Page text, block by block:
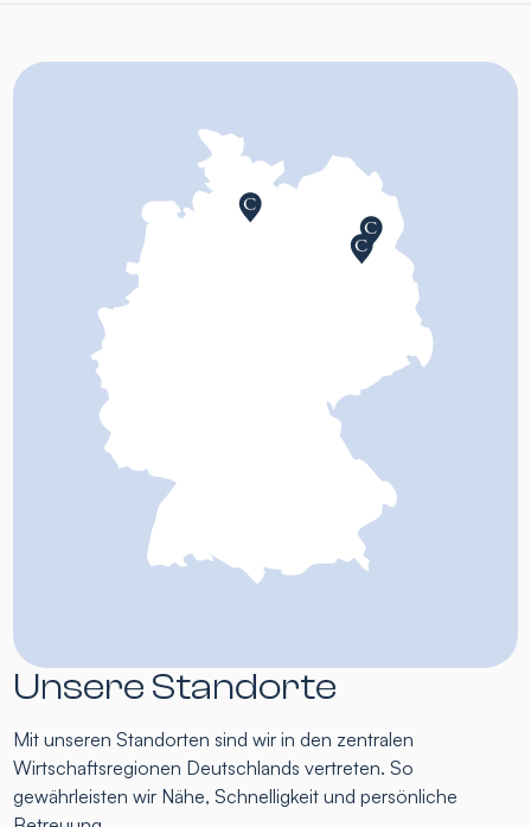
Unsere Standorte
Mit unseren Standorten sind wir in den zentralen
Wirtschaftsregionen Deutschlands vertreten. So
gewährleisten wir Nähe, Schnelligkeit und persönliche